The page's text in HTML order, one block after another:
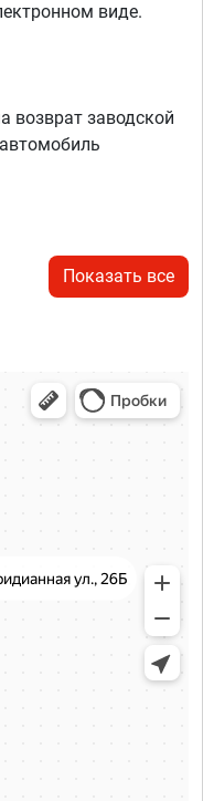
виде.
возврат заводской
Показать все